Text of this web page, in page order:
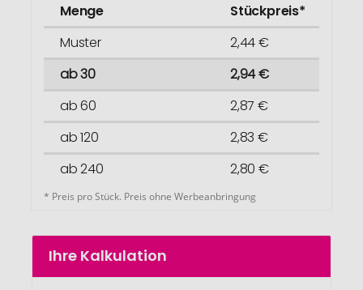
Menge
Stückpreis*
Muster
2,44 €
ab 30
2,94 €
ab 60
2,87 €
ab 120
2,83 €
ab 240
2,80 €
* Preis pro Stück. Preis ohne Werbeanbringung
Ihre Kalkulation